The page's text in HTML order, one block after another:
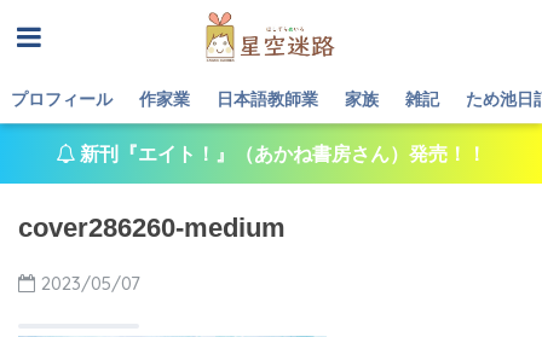
プロフィール 作家業 日本語教師業 家族 雑記 ため池日
新刊『エイト！』（あかね書房さん）発売！！
cover286260-medium
2023/05/07